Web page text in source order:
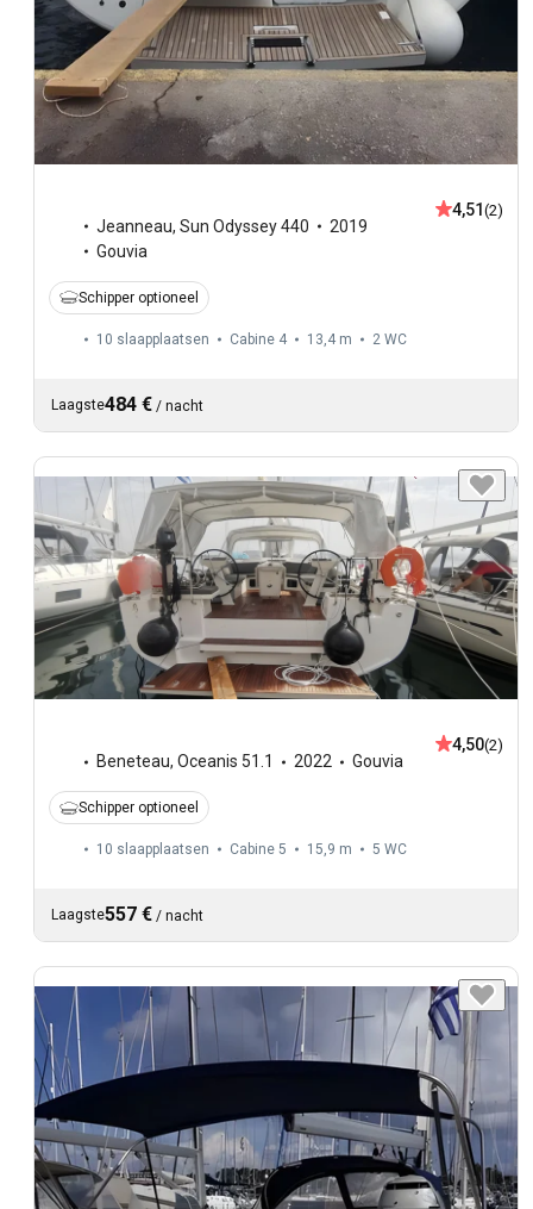
Jeanneau, Sun Odyssey 440
2019
Gouvia
4,51(2)
Schipper optioneel
10 slaapplaatsen Cabine 4 13,4 m 2 WC
Laagste484 € / nacht
Beneteau, Oceanis 51.1 2022 Gouvia
4,50(2)
Schipper optioneel
10 slaapplaatsen Cabine 5 15,9 m 5 WC
Laagste557 € / nacht